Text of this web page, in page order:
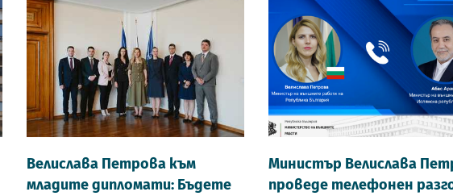
Велислава Петрова към
младите дипломати: Бъдете
Министър Велислава
проведе телефонен